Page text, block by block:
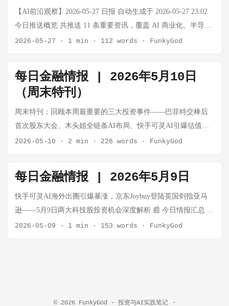
【AI前沿观察】2026-05-27 日报 自动生成于 2026-05-27 23:02
今日推送概览 共推送 11 条重要资讯，覆盖 AI 商业化、半导体
制造突破、自动驾驶、AI 基础设施、AI 政策等多个维度。今日
碑。 AI 领域 快手Q1财报：可灵AI收入大增300%，年化ARR逼
近5亿美元 事实：快手2026年Q1营收337.2亿元，同比增长3%。
最大亮点来自可灵AI——单季收入突破6.5亿元，同比暴增
300%，年化ARR逼近5亿美元。不过AI投入也拖累了利润端，
——利润承压、毛利率下滑。AI应用层的"增长与盈利"悖论仍
在持续，谁能率先跑通盈利模型，谁就是下一阶段赢家。
Google搜索AI化引发用户强烈反弹，DuckDuckGo安装量飙升
音"。这对所有试图AI化核心产品的公司都是一个警示——不是
2026-05-27 · 1 min · 112 words · FunkyGod
每日金融情报 | 2026年5月10日
（周末特刊）
周末特刊：回顾本周最重要的三大投资事件——巴菲特交棒后
首次股东大会、木头姐全链条AI布局、快手可灵AI引爆估值修
复。 📰 今日情报汇总 1. 巴菲特2026股东大会：六大核心要点
大会。 关键数据： 指标 数值 现金储备 3,973.8亿美元（历史最
高） Q1营业利润 113.5亿美元（+18%） 巴菲特年龄 95岁（以
董事长身份出席） 六大核心要点： "赌场论"："We've never had
people in a more gambling mood than now." 巴菲特认为日内期
2026-05-10 · 2 min · 226 words · FunkyGod
每日金融情报 | 2026年5月9日
快手可灵AI海外出圈引爆暴涨，京东Joybuy登陆英国剑指亚马
逊——5月9日两大科技股投资机会深度解析 📰 今日情报汇总 1.
快手(01024.HK)单日暴涨9.4%：可灵AI海外出圈 核心数据： 指
2026-05-09 · 1 min · 153 words · FunkyGod
© 2026 FunkyGod - 投资与AI实践笔记 ·